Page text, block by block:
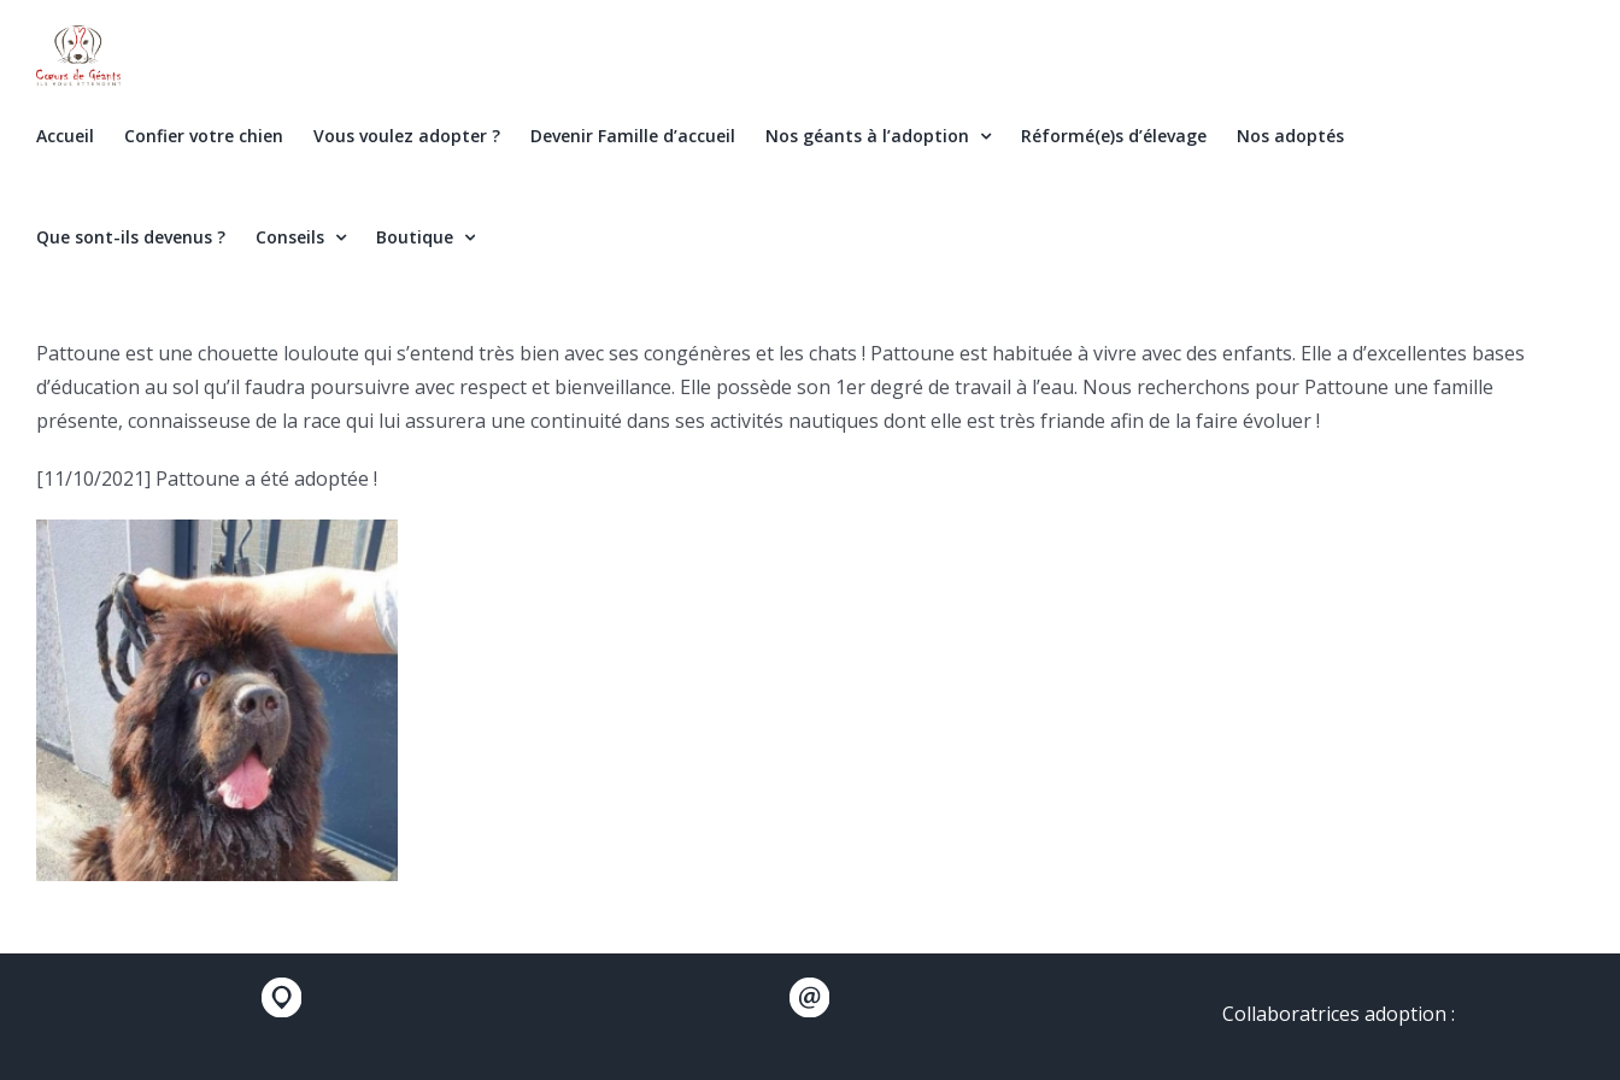
content
Accueil Confier votre chien Vous voulez adopter ? Devenir Famille d’accueil Nos géants à l’adoption Réformé(e)s d’élevage Nos adoptés
Que sont-ils devenus ? Conseils Boutique
Pattoune est une chouette louloute qui s’entend très bien avec ses congénères et les chats ! Pattoune est habituée à vivre avec des enfants. Elle a d’excellentes bases
d’éducation au sol qu’il faudra poursuivre avec respect et bienveillance. Elle possède son 1er degré de travail à l’eau. Nous recherchons pour Pattoune une famille
présente, connaisseuse de la race qui lui assurera une continuité dans ses activités nautiques dont elle est très friande afin de la faire évoluer !
[11/10/2021] Pattoune a été adoptée !
Collaboratrices adoption :